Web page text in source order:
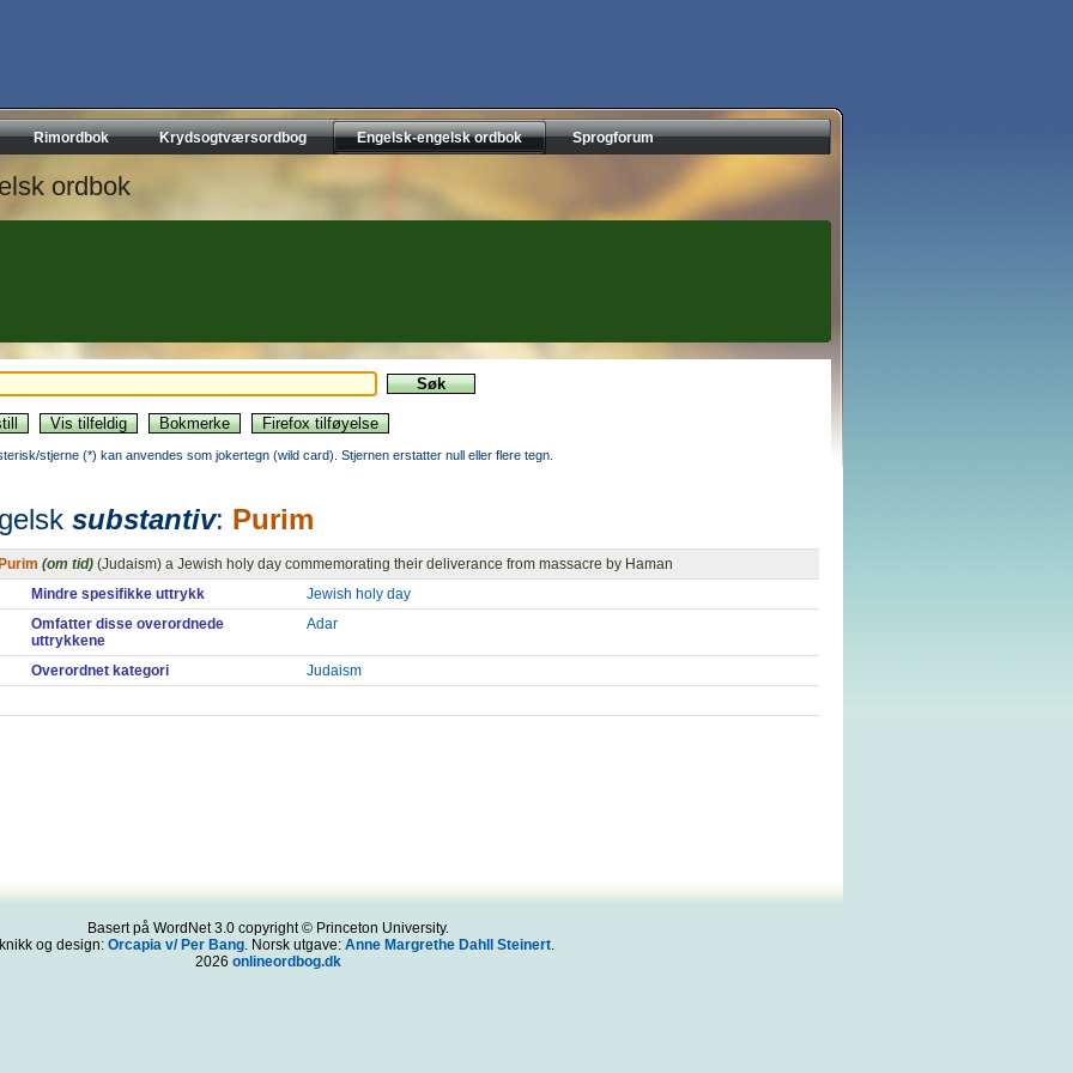
Rimordbok Krydsogtværsordbog Engelsk-engelsk ordbok Sprogforum
ordbok
stjerne (*) kan anvendes som jokertegn (wild card). Stjernen erstatter null eller flere tegn.
substantiv: Purim
Purim (om tid) (Judaism) a Jewish holy day commemorating their deliverance from massacre by Haman
Mindre spesifikke uttrykk
Jewish holy day
Omfatter disse overordnede
uttrykkene
Adar
Overordnet kategori Judaism
Basert på WordNet 3.0 copyright © Princeton University.
og design: Orcapia v/ Per Bang. Norsk utgave: Anne Margrethe Dahll Steinert.
2026 onlineordbog.dk